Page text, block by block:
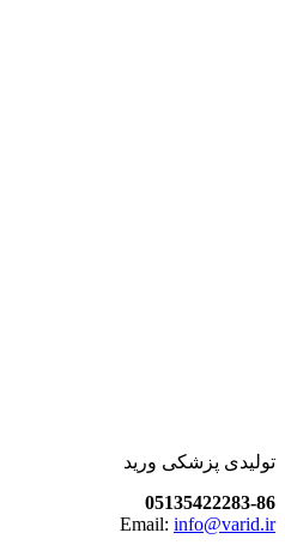
تولیدی پزشکی ورید
05135422283-86
Email: info@varid.ir